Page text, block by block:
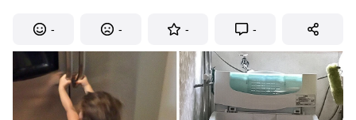
- - - -